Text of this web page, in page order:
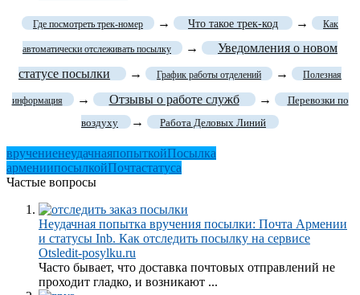
Где посмотреть трек-номер → Что такое трек-код → Как
автоматически отслеживать посылку →
Уведомления о новом
статусе посылки
→ График работы отделений → Полезная
информация → Отзывы о работе служб →
Перевозки по
воздуху
→ Работа Деловых Линий
вручениенеудачнаяпопыткойПосылка
армениипосылкойПочтастатуса
Частые вопросы
Неудачная попытка вручения посылки: Почта Армении
и статусы Inb. Как отследить посылку на сервисе
Otsledit-posylku.ru
Часто бывает, что доставка почтовых отправлений не
проходит гладко, и возникают ...